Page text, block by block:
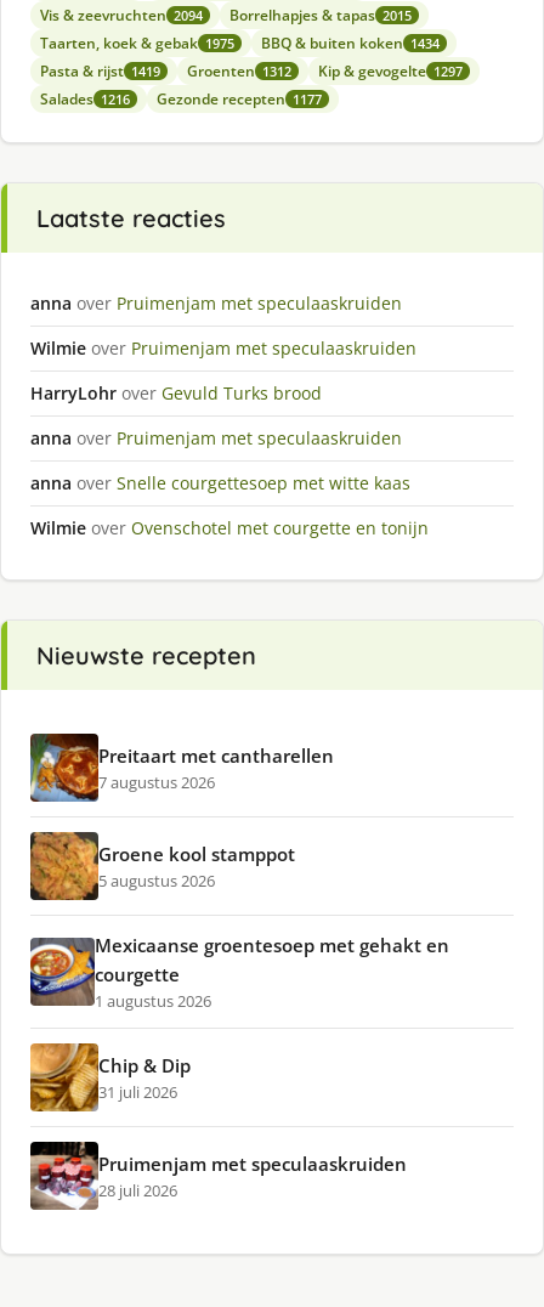
Vis & zeevruchten 2094 Borrelhapjes & tapas 2015
Taarten, koek & gebak 1975 BBQ & buiten koken 1434
Pasta & rijst 1419 Groenten 1312 Kip & gevogelte 1297
Salades 1216 Gezonde recepten 1177
Laatste reacties
anna over Pruimenjam met speculaaskruiden
Wilmie over Pruimenjam met speculaaskruiden
HarryLohr over Gevuld Turks brood
anna over Pruimenjam met speculaaskruiden
anna over Snelle courgettesoep met witte kaas
Wilmie over Ovenschotel met courgette en tonijn
Nieuwste recepten
Preitaart met cantharellen
7 augustus 2026
Groene kool stamppot
5 augustus 2026
Mexicaanse groentesoep met gehakt en
courgette
1 augustus 2026
Chip & Dip
31 juli 2026
Pruimenjam met speculaaskruiden
28 juli 2026